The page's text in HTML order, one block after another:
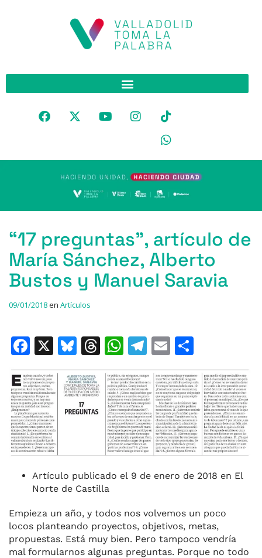
“17 preguntas”, artículo de
María Sánchez, Alberto
Bustos y Manuel Saravia
09/01/2018en Artículos
F
c
e
b
o
o
k
X
Bl
e
s
k
T
re
a
d
s
W
at
s
A
p
p
T
e
gr
a
m
E
ai
l
m
p
ar
ti
r
Artículo publicado el 9 de enero de 2018 en El
Norte de Castilla
Empieza un año, y todos nos volvemos un poco
locos planteando proyectos, objetivos, metas,
propuestas. Está muy bien. Pero tampoco vendría
mal formularnos algunas preguntas. Porque no todo